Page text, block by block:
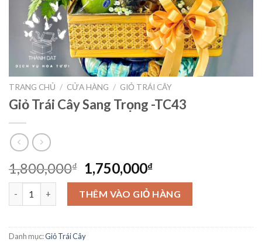
TRANG CHỦ / CỬA HÀNG / GIỎ TRÁI CÂY
Giỏ Trái Cây Sang Trọng -TC43
1,800,000₫
Giá
gốc
là:
1,800,000₫.
1,750,000₫Giá
hiện
tại
là:
1,750,000₫.
Giỏ Trái Cây Sang Trọng -TC43 số lượng
THÊM VÀO GIỎ HÀNG
Danh mục:Giỏ Trái Cây